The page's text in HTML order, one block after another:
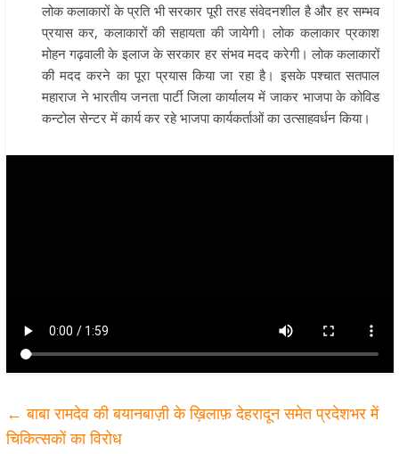
लोक कलाकारों के प्रति भी सरकार पूरी तरह संवेदनशील है और हर सम्भव
प्रयास कर, कलाकारों की सहायता की जायेगी। लोक कलाकार प्रकाश
मोहन गढ़वाली के इलाज के सरकार हर संभव मदद करेगी। लोक कलाकारों
की मदद करने का पूरा प्रयास किया जा रहा है। इसके पश्चात सतपाल
महाराज ने भारतीय जनता पार्टी जिला कार्यालय में जाकर भाजपा के कोविड
कन्टोल सेन्टर में कार्य कर रहे भाजपा कार्यकर्ताओं का उत्साहवर्धन किया।
← बाबा रामदेव की बयानबाज़ी के ख़िलाफ़ देहरादून समेत प्रदेशभर में
चिकित्सकों का विरोध